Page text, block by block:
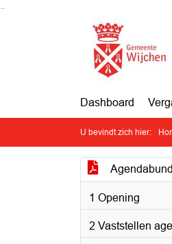
Ga naar de inhoud van deze pagina
Dashboard
U bevindt zich hier:
1 Opening
2 Vaststellen